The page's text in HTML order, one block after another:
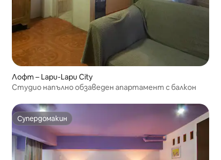
Лофт – Lapu-Lapu City
Студио напълно обзаведен апартамент с балкон
Супердомакин
Супердомакин